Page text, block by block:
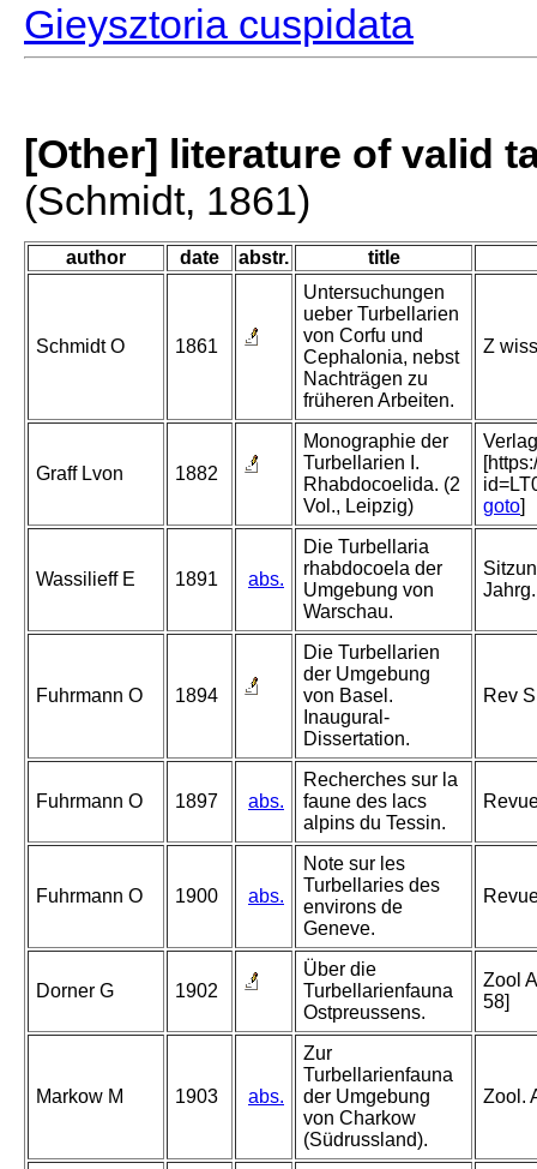
Gieysztoria cuspidata
[Other] literature of valid
(Schmidt, 1861)
author date abstr. title
Schmidt O 1861
Untersuchungen
ueber Turbellarien
von Corfu und
Cephalonia, nebst
Nachträgen zu
früheren Arbeiten.
Z
Graff Lvon 1882
Monographie der
Turbellarien I.
Rhabdocoelida. (2
Vol., Leipzig)
goto]
Wassilieff E 1891 abs.
Die Turbellaria
rhabdocoela der
Umgebung von
Warschau.
Fuhrmann O 1894
Die Turbellarien
der Umgebung
von Basel.
Inaugural-
Dissertation.
Rev
Fuhrmann O 1897 abs.
Recherches sur la
faune des lacs
alpins du Tessin.
Fuhrmann O 1900 abs.
Note sur les
Turbellaries des
environs de
Geneve.
Dorner G 1902
Über die
Turbellarienfauna
Ostpreussens.
Zool
58]
Markow M 1903 abs.
Zur
Turbellarienfauna
der Umgebung
von Charkow
(Südrussland).
Zool.